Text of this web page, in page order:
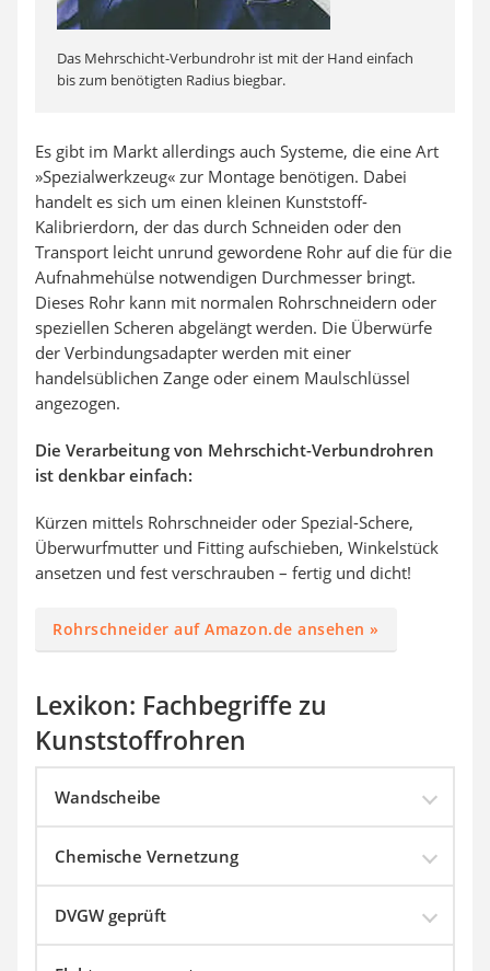
Das Mehrschicht-Verbundrohr ist mit der Hand einfach
bis zum benötigten Radius biegbar.
Es gibt im Markt allerdings auch Systeme, die eine Art
»Spezialwerkzeug« zur Montage benötigen. Dabei
handelt es sich um einen kleinen Kunststoff-
Kalibrierdorn, der das durch Schneiden oder den
Transport leicht unrund gewordene Rohr auf die für die
Aufnahmehülse notwendigen Durchmesser bringt.
Dieses Rohr kann mit normalen Rohrschneidern oder
speziellen Scheren abgelängt werden. Die Überwürfe
der Verbindungsadapter werden mit einer
handelsüblichen Zange oder einem Maulschlüssel
angezogen.
Die Verarbeitung von Mehrschicht-Verbundrohren
ist denkbar einfach:
Kürzen mittels Rohrschneider oder Spezial-Schere,
Überwurfmutter und Fitting aufschieben, Winkelstück
ansetzen und fest verschrauben – fertig und dicht!
Rohrschneider auf Amazon.de ansehen »
Lexikon: Fachbegriffe zu
Kunststoffrohren
Wandscheibe
Chemische Vernetzung
DVGW geprüft